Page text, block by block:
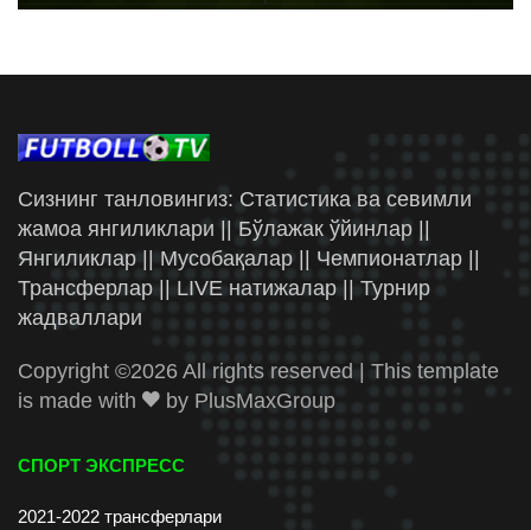
Сизнинг танловингиз: Статистика ва севимли
жамоа янгиликлари || Бўлажак ўйинлар ||
Янгиликлар || Мусобақалар || Чемпионатлар ||
Трансферлар || LIVE натижалар || Турнир
жадваллари
Copyright ©2026 All rights reserved | This template
is made with
by PlusMaxGroup
СПОРТ ЭКСПРЕСС
2021-2022 трансферлари